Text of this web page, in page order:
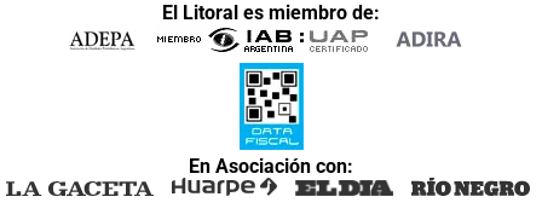
El Litoral es miembro de:
En Asociación con: